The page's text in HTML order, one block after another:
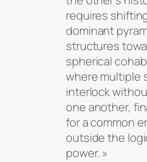
requires
dominant
structures
spherical
where multiple
interlock
one another,
for a common
outside the
power. »